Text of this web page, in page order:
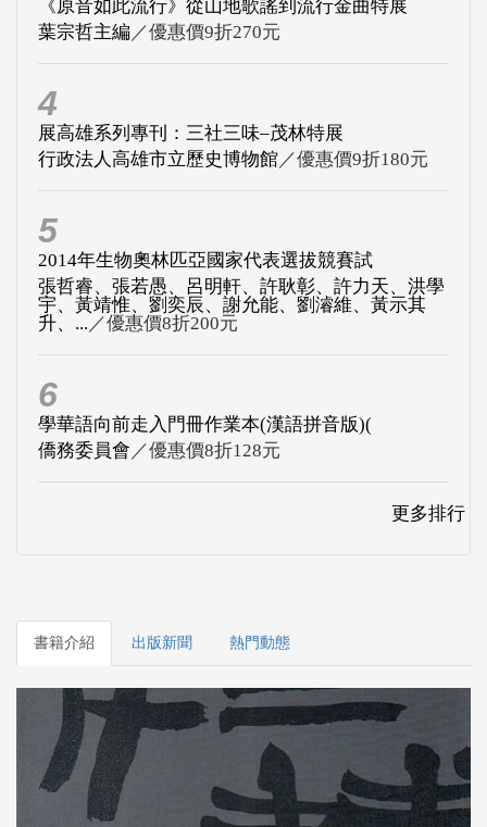
《原音如此流行》從山地歌謠到流行金曲特展
葉宗哲主編 ／優惠價9折270元
4
展高雄系列專刊：三社三味–茂林特展
行政法人高雄市立歷史博物館／優惠價9折180元
5
2014年生物奧林匹亞國家代表選拔競賽試
張哲睿、張若愚、呂明軒、許耿彰、許力天、洪學
宇、黃靖惟、劉奕辰、謝允能、劉濬維、黃示其
升、... ／優惠價8折200元
6
學華語向前走入門冊作業本(漢語拼音版)(
僑務委員會 ／優惠價8折128元
更多排行
書籍介紹 出版新聞 熱門動態